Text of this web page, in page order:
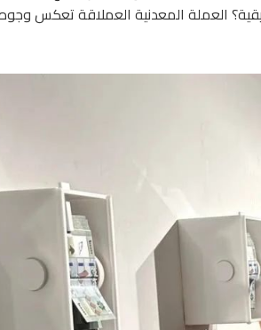
العملة المعدنية العملاقة تعكس